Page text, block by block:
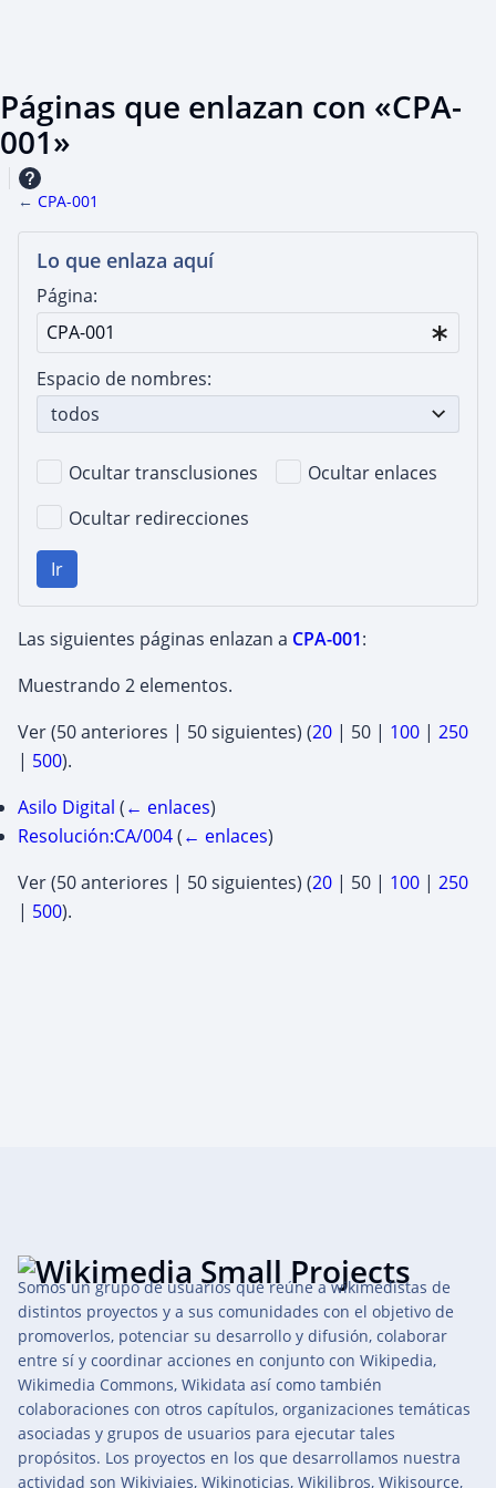
Páginas que enlazan con «CPA-
001»
← CPA-001
Lo que enlaza aquí
Página:
Espacio de nombres:
todos
Ocultar transclusiones
Ocultar enlaces
Ocultar redirecciones
Ir
Las siguientes páginas enlazan a CPA-001:
Muestrando 2 elementos.
Ver (50 anteriores | 50 siguientes) (20 | 50 | 100 | 250
| 500).
Asilo Digital (← enlaces)
Resolución:CA/004(← enlaces)
Ver (50 anteriores | 50 siguientes) (20 | 50 | 100 | 250
| 500).
Somos un grupo de usuarios que reúne a wikimedistas de
distintos proyectos y a sus comunidades con el objetivo de
promoverlos, potenciar su desarrollo y difusión, colaborar
entre sí y coordinar acciones en conjunto con Wikipedia,
Wikimedia Commons, Wikidata así como también
colaboraciones con otros capítulos, organizaciones temáticas
asociadas y grupos de usuarios para ejecutar tales
propósitos. Los proyectos en los que desarrollamos nuestra
actividad son Wikiviajes, Wikinoticias, Wikilibros, Wikisource,